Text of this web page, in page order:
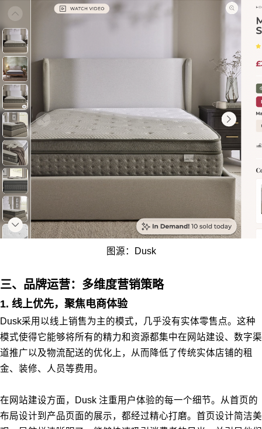
图源：Dusk
三、品牌运营：多维度营销策略
1. 线上优先，聚焦电商体验
Dusk采用以线上销售为主的模式，几乎没有实体零售点。这种
模式使得它能够将所有的精力和资源都集中在网站建设、数字渠
道推广以及物流配送的优化上，从而降低了传统实体店铺的租
金、装修、人员等费用。
在网站建设方面，Dusk 注重用户体验的每一个细节。从首页的
布局设计到产品页面的展示，都经过精心打磨。首页设计简洁美